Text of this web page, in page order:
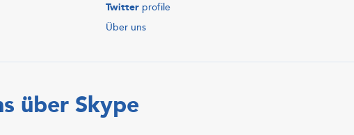
Twitter profile
Über uns
über Skype